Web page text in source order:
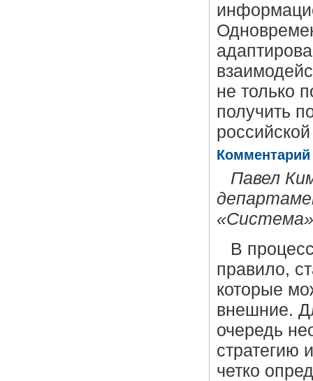
не только
получить
Комментарий
Павел
«Система»
В
правило,
которые
внешние.
очередь
стратегию
четко